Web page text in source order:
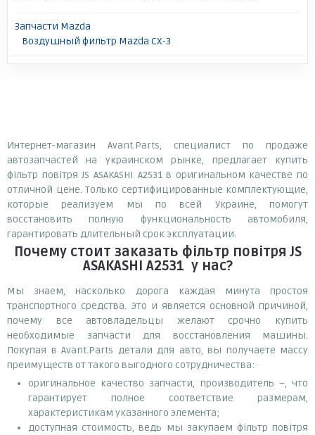
Запчасти Mazda
Воздушный фильтр Mazda CX-3
Интернет-магазин Avant.Parts, специалист по продаже
автозапчастей на украинском рынке, предлагает купить
фільтр повітря JS ASAKASHI A2531 в оригинальном качестве по
отличной цене. Только сертифицированные комплектующие,
которые реализуем мы по всей Украине, помогут
восстановить полную функциональность автомобиля,
гарантировать длительный срок эксплуатации.
Почему стоит заказать фільтр повітря JS
ASAKASHI A2531 у нас?
Мы знаем, насколько дорога каждая минута простоя
транспортного средства. Это и является основной причиной,
почему все автовладельцы желают срочно купить
необходимые запчасти для восстановления машины.
Покупая в Avant.Parts детали для авто, вы получаете массу
преимуществ от такого выгодного сотрудничества:
оригинальное качество запчасти, производитель –, что
гарантирует полное соответствие размерам,
характеристикам указанного элемента;
доступная стоимость, ведь мы закупаем фільтр повітря